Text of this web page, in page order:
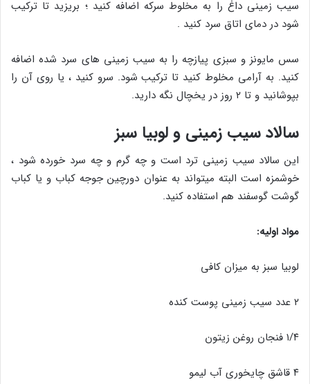
سیب زمینی داغ را به مخلوط سرکه اضافه کنید ؛ بریزید تا ترکیب
شود در دمای اتاق سرد کنید .
سس مایونز و سبزی پیازچه را به سیب زمینی های سرد شده اضافه
کنید. به آرامی مخلوط کنید تا ترکیب شود. سرو کنید ، یا روی آن را
بپوشانید و تا ۲ روز در یخچال نگه دارید.
سالاد سیب زمینی و لوبیا سبز
این سالاد سیب زمینی ترد است و چه گرم و چه سرد خورده شود ،
خوشمزه است البته میتواند به عنوان دورچین جوجه کباب و یا کباب
گوشت گوسفند هم استفاده کنید.
مواد اولیه:
لوبیا سبز به میزان کافی
۲ عدد سیب زمینی پوست کنده
۱/۴ فنجان روغن زیتون
۴ قاشق چایخوری آب لیمو